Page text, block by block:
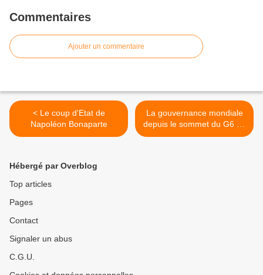
Commentaires
Ajouter un commentaire
< Le coup d'Etat de
Napoléon Bonaparte
La gouvernance mondiale
depuis le sommet du G6 en
1975 >
Hébergé par Overblog
Top articles
Pages
Contact
Signaler un abus
C.G.U.